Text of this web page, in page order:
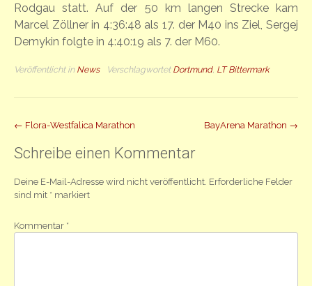
Rodgau statt. Auf der 50 km langen Strecke kam
Marcel Zöllner in 4:36:48 als 17. der M40 ins Ziel, Sergej
Demykin folgte in 4:40:19 als 7. der M60.
Veröffentlicht in News Verschlagwortet Dortmund, LT Bittermark
Beitrag
Navigation
← Flora-Westfalica Marathon BayArena Marathon →
Schreibe einen Kommentar
Deine E-Mail-Adresse wird nicht veröffentlicht. Erforderliche Felder
sind mit * markiert
Kommentar *